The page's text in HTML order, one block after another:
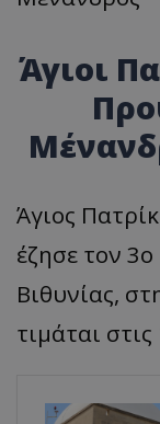
Άγιοι
Άγιος
έζησε τον
Βιθυνίας,
τιμάται